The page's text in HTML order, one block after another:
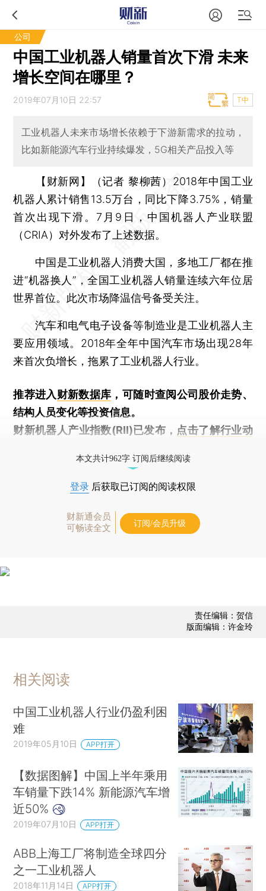
公司
中国工业机器人销量首次下滑 未来
增长空间在哪里？
2019年07月10日 22:57 T中
工业机器人未来市场增长依赖于下游新需求的拉动，
比如新能源汽车行业持续爆发，5G相关产品投入等
【财新网】（记者 黎柳茜） 2018年中国工业
机器人累计销售13.5万台，同比下降3.75%，销量
首次出现下滑。7月9日，中国机器人产业联盟
（CRIA）对外发布了上述数据。
中国是工业机器人消费大国，多地工厂都在推
进“机器换人”，全国工业机器人销量连续六年位居
世界首位。此次市场降温信号备受关注。
汽车和电气电子设备等制造业是工业机器人主
要应用领域。2018年全年中国汽车市场出现28年
来首次负增长，拖累了工业机器人行业。
推荐进入财新数据库 ，可随时查阅公司股价走势、
结构人员变化等投资信息。
财新机器人产业指数(RII)已发布， 点击了解行业动
本文共计962字 订阅后继续阅读
登录 后获取已订阅的阅读权限
财新通会员
可畅读全文
订阅/会员升级
责任编辑：贺信
版面编辑：许金玲
相关阅读
中国工业机器人行业仍盈利困
难
2019年05月10日 APP打开
【数据图解】中国上半年乘用
车销量下跌14% 新能源汽车增
近50%
2019年07月10日 APP打开
ABB上海工厂将制造全球四分
之一工业机器人
2018年11月14日 APP打开